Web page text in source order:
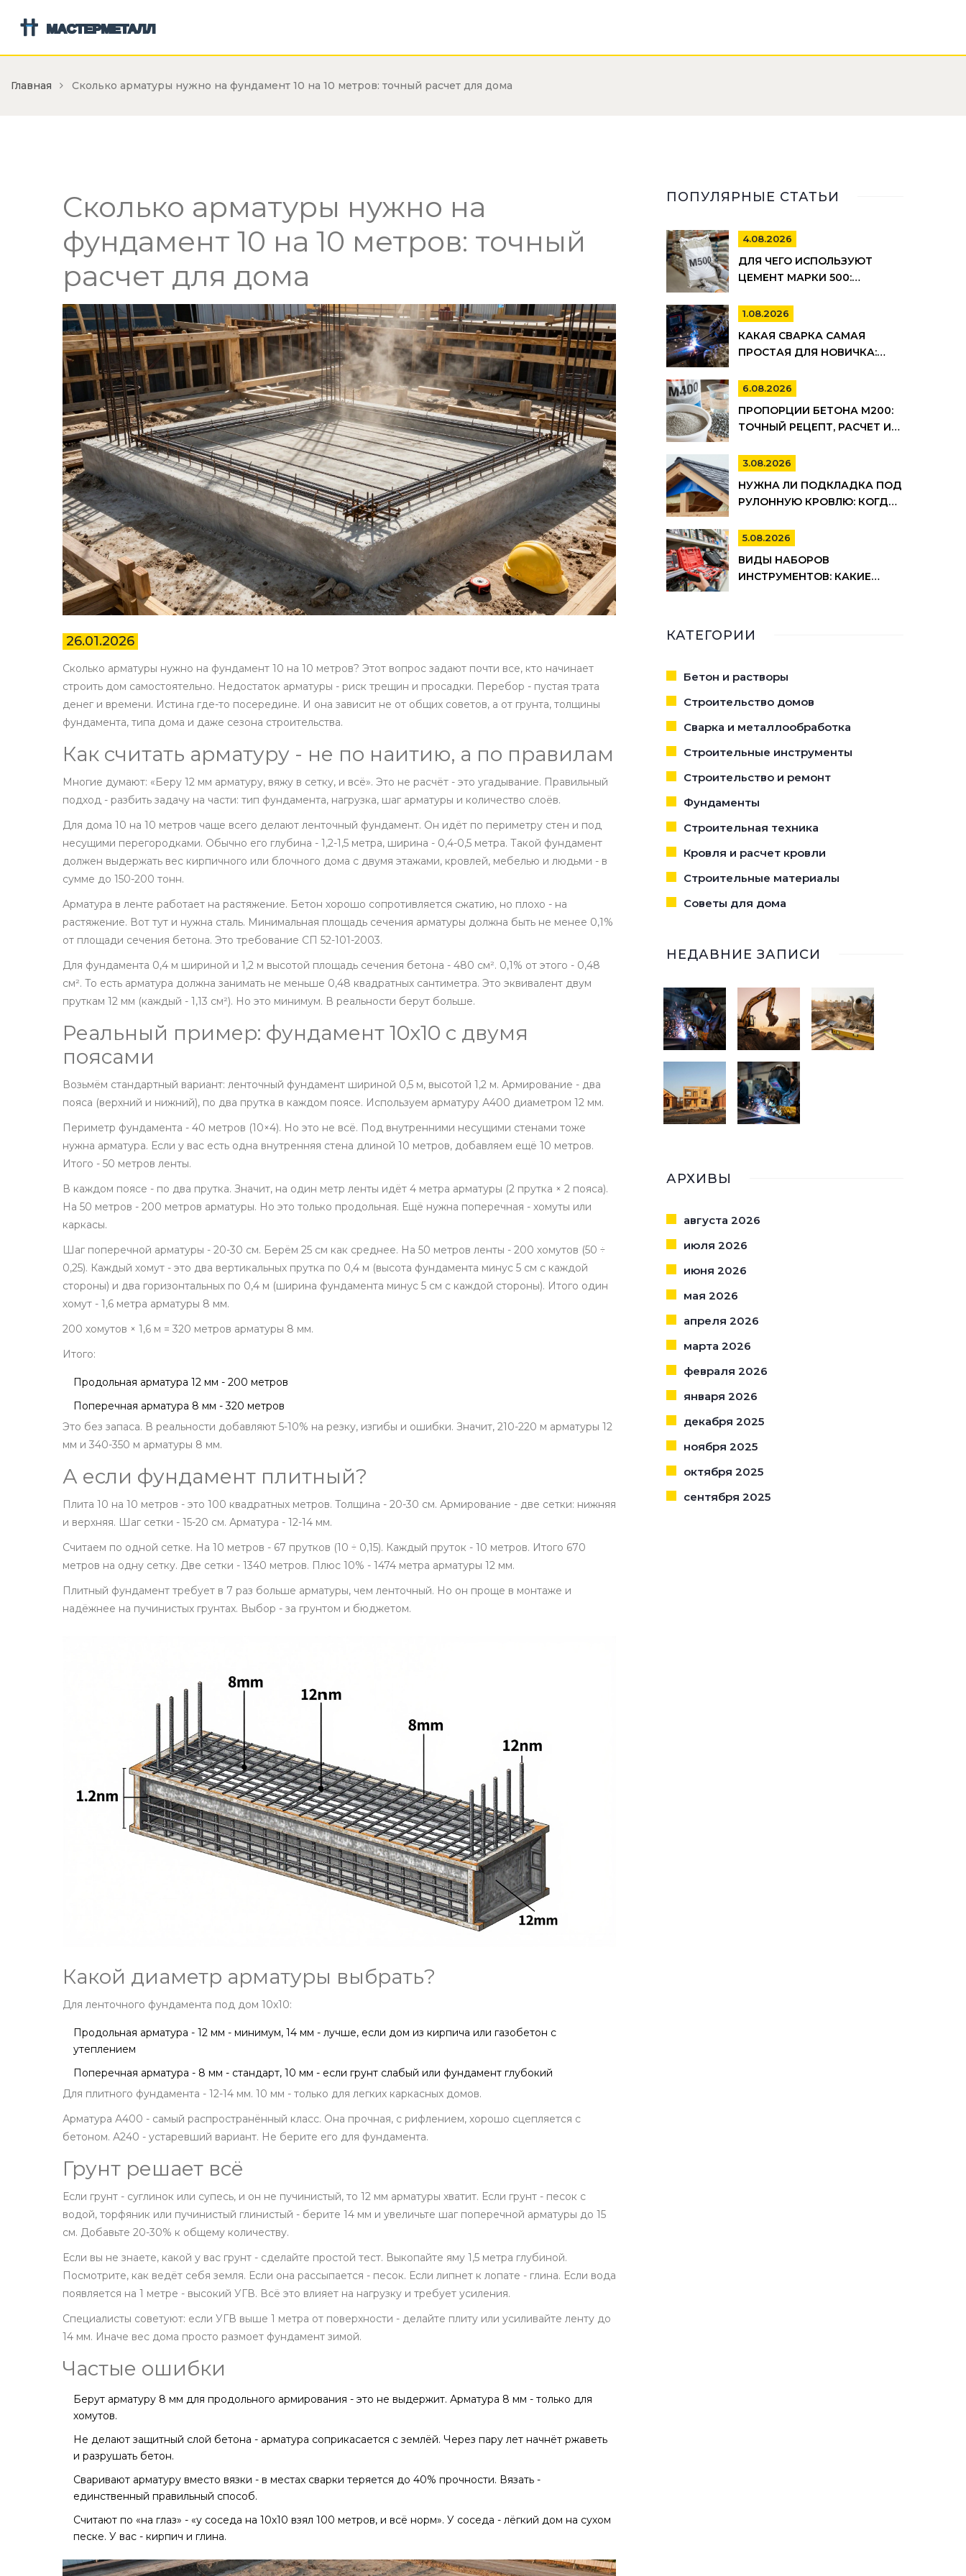
Главная Сколько арматуры нужно на фундамент 10 на 10 метров: точный расчет для дома
Сколько арматуры нужно на
фундамент 10 на 10 метров: точный
расчет для дома
26.01.2026
Сколько арматуры нужно на фундамент 10 на 10 метров? Этот вопрос задают почти все, кто начинает
строить дом самостоятельно. Недостаток арматуры - риск трещин и просадки. Перебор - пустая трата
денег и времени. Истина где-то посередине. И она зависит не от общих советов, а от грунта, толщины
фундамента, типа дома и даже сезона строительства.
Как считать арматуру - не по наитию, а по правилам
Многие думают: «Беру 12 мм арматуру, вяжу в сетку, и всё». Это не расчёт - это угадывание. Правильный
подход - разбить задачу на части: тип фундамента, нагрузка, шаг арматуры и количество слоёв.
Для дома 10 на 10 метров чаще всего делают ленточный фундамент. Он идёт по периметру стен и под
несущими перегородками. Обычно его глубина - 1,2-1,5 метра, ширина - 0,4-0,5 метра. Такой фундамент
должен выдержать вес кирпичного или блочного дома с двумя этажами, кровлей, мебелью и людьми - в
сумме до 150-200 тонн.
Арматура в ленте работает на растяжение. Бетон хорошо сопротивляется сжатию, но плохо - на
растяжение. Вот тут и нужна сталь. Минимальная площадь сечения арматуры должна быть не менее 0,1%
от площади сечения бетона. Это требование СП 52-101-2003.
Для фундамента 0,4 м шириной и 1,2 м высотой площадь сечения бетона - 480 см². 0,1% от этого - 0,48
см². То есть арматура должна занимать не меньше 0,48 квадратных сантиметра. Это эквивалент двум
пруткам 12 мм (каждый - 1,13 см²). Но это минимум. В реальности берут больше.
Реальный пример: фундамент 10x10 с двумя
поясами
Возьмём стандартный вариант: ленточный фундамент шириной 0,5 м, высотой 1,2 м. Армирование - два
пояса (верхний и нижний), по два прутка в каждом поясе. Используем арматуру А400 диаметром 12 мм.
Периметр фундамента - 40 метров (10×4). Но это не всё. Под внутренними несущими стенами тоже
нужна арматура. Если у вас есть одна внутренняя стена длиной 10 метров, добавляем ещё 10 метров.
Итого - 50 метров ленты.
В каждом поясе - по два прутка. Значит, на один метр ленты идёт 4 метра арматуры (2 прутка × 2 пояса).
На 50 метров - 200 метров арматуры. Но это только продольная. Ещё нужна поперечная - хомуты или
каркасы.
Шаг поперечной арматуры - 20-30 см. Берём 25 см как среднее. На 50 метров ленты - 200 хомутов (50 ÷
0,25). Каждый хомут - это два вертикальных прутка по 0,4 м (высота фундамента минус 5 см с каждой
стороны) и два горизонтальных по 0,4 м (ширина фундамента минус 5 см с каждой стороны). Итого один
хомут - 1,6 метра арматуры 8 мм.
200 хомутов × 1,6 м = 320 метров арматуры 8 мм.
Итого:
Продольная арматура 12 мм - 200 метров
Поперечная арматура 8 мм - 320 метров
Это без запаса. В реальности добавляют 5-10% на резку, изгибы и ошибки. Значит, 210-220 м арматуры 12
мм и 340-350 м арматуры 8 мм.
А если фундамент плитный?
Плита 10 на 10 метров - это 100 квадратных метров. Толщина - 20-30 см. Армирование - две сетки: нижняя
и верхняя. Шаг сетки - 15-20 см. Арматура - 12-14 мм.
Считаем по одной сетке. На 10 метров - 67 прутков (10 ÷ 0,15). Каждый пруток - 10 метров. Итого 670
метров на одну сетку. Две сетки - 1340 метров. Плюс 10% - 1474 метра арматуры 12 мм.
Плитный фундамент требует в 7 раз больше арматуры, чем ленточный. Но он проще в монтаже и
надёжнее на пучинистых грунтах. Выбор - за грунтом и бюджетом.
Какой диаметр арматуры выбрать?
Для ленточного фундамента под дом 10x10:
Продольная арматура - 12 мм - минимум, 14 мм - лучше, если дом из кирпича или газобетон с
утеплением
Поперечная арматура - 8 мм - стандарт, 10 мм - если грунт слабый или фундамент глубокий
Для плитного фундамента - 12-14 мм. 10 мм - только для легких каркасных домов.
Арматура А400 - самый распространённый класс. Она прочная, с рифлением, хорошо сцепляется с
бетоном. А240 - устаревший вариант. Не берите его для фундамента.
Грунт решает всё
Если грунт - суглинок или супесь, и он не пучинистый, то 12 мм арматуры хватит. Если грунт - песок с
водой, торфяник или пучинистый глинистый - берите 14 мм и увеличьте шаг поперечной арматуры до 15
см. Добавьте 20-30% к общему количеству.
Если вы не знаете, какой у вас грунт - сделайте простой тест. Выкопайте яму 1,5 метра глубиной.
Посмотрите, как ведёт себя земля. Если она рассыпается - песок. Если липнет к лопате - глина. Если вода
появляется на 1 метре - высокий УГВ. Всё это влияет на нагрузку и требует усиления.
Специалисты советуют: если УГВ выше 1 метра от поверхности - делайте плиту или усиливайте ленту до
14 мм. Иначе вес дома просто размоет фундамент зимой.
Частые ошибки
Берут арматуру 8 мм для продольного армирования - это не выдержит. Арматура 8 мм - только для
хомутов.
Не делают защитный слой бетона - арматура соприкасается с землёй. Через пару лет начнёт ржаветь
и разрушать бетон.
Сваривают арматуру вместо вязки - в местах сварки теряется до 40% прочности. Вязать -
единственный правильный способ.
Считают по «на глаз» - «у соседа на 10х10 взял 100 метров, и всё норм». У соседа - лёгкий дом на сухом
песке. У вас - кирпич и глина.
ПОПУЛЯРНЫЕ СТАТЬИ
4.08.2026
ДЛЯ ЧЕГО ИСПОЛЬЗУЮТ
ЦЕМЕНТ МАРКИ 500:
МИНУСЫ
1.08.2026
КАКАЯ СВАРКА САМАЯ
ПРОСТАЯ ДЛЯ НОВИЧКА:
СОВЕТЫ ПО ВЫБОРУ
6.08.2026
ПРОПОРЦИИ БЕТОНА М200:
ТОЧНЫЙ РЕЦЕПТ, РАСЧЕТ И
3.08.2026
НУЖНА ЛИ ПОДКЛАДКА ПОД
РУЛОННУЮ КРОВЛЮ: КОГДА
МОЖНО СЭКОНОМИТЬ
5.08.2026
ВИДЫ НАБОРОВ
ИНСТРУМЕНТОВ: КАКИЕ
КАТЕГОРИИ
Бетон и растворы
Строительство домов
Сварка и металлообработка
Строительные инструменты
Строительство и ремонт
Фундаменты
Строительная техника
Кровля и расчет кровли
Строительные материалы
Советы для дома
НЕДАВНИЕ ЗАПИСИ
АРХИВЫ
августа 2026
июля 2026
июня 2026
мая 2026
апреля 2026
марта 2026
февраля 2026
января 2026
декабря 2025
ноября 2025
октября 2025
сентября 2025